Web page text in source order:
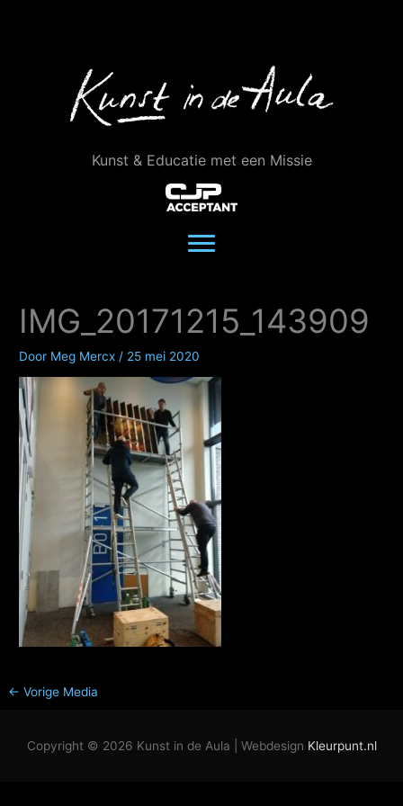
Kunst & Educatie met een Missie
IMG_20171215_143909
Door Meg Mercx / 25 mei 2020
← Vorige Media
Copyright © 2026 Kunst in de Aula | Webdesign Kleurpunt.nl